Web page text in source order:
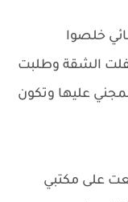
خلصوا
الشقة وطلبت
عليها وتكون
على مكتبي